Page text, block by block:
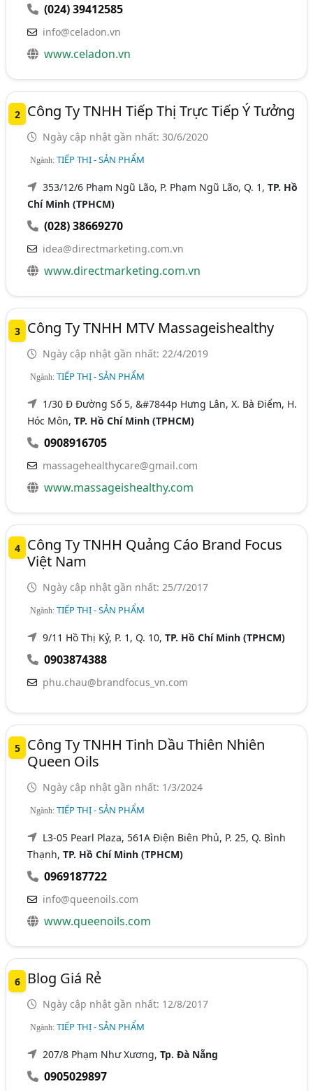
(024) 39412585
info@celadon.vn
www.celadon.vn
2 Công Ty TNHH Tiếp Thị Trực Tiếp Ý Tưởng
Ngày cập nhật gần nhất: 30/6/2020
Ngành:TIẾP THỊ - SẢN PHẨM
353/12/6 Phạm Ngũ Lão, P. Phạm Ngũ Lão, Q. 1,TP. Hồ
Chí Minh (TPHCM)
(028) 38669270
idea@directmarketing.com.vn
www.directmarketing.com.vn
3 Công Ty TNHH MTV Massageishealthy
Ngày cập nhật gần nhất: 22/4/2019
Ngành:TIẾP THỊ - SẢN PHẨM
1/30 Đ Đường Số 5, &#7844p Hưng Lân, X. Bà Điểm, H.
Hóc Môn,TP. Hồ Chí Minh (TPHCM)
0908916705
massagehealthycare@gmail.com
www.massageishealthy.com
4
Công Ty TNHH Quảng Cáo Brand Focus
Việt Nam
Ngày cập nhật gần nhất: 25/7/2017
Ngành:TIẾP THỊ - SẢN PHẨM
9/11 Hồ Thị Kỷ, P. 1, Q. 10,TP. Hồ Chí Minh (TPHCM)
0903874388
phu.chau@brandfocus_vn.com
5
Công Ty TNHH Tinh Dầu Thiên Nhiên
Queen Oils
Ngày cập nhật gần nhất: 1/3/2024
Ngành:TIẾP THỊ - SẢN PHẨM
L3-05 Pearl Plaza, 561A Điện Biên Phủ, P. 25, Q. Bình
Thạnh,TP. Hồ Chí Minh (TPHCM)
0969187722
info@queenoils.com
www.queenoils.com
6 Blog Giá Rẻ
Ngày cập nhật gần nhất: 12/8/2017
Ngành:TIẾP THỊ - SẢN PHẨM
207/8 Phạm Như Xương,Tp. Đà Nẵng
0905029897